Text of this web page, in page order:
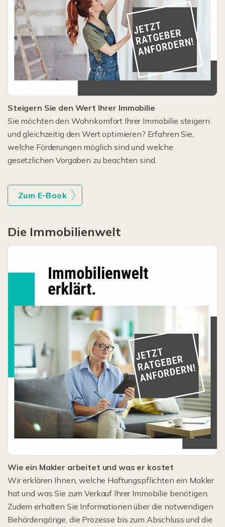
Steigern Sie den Wert Ihrer Immobilie
Sie möchten den Wohnkomfort Ihrer Immobilie steigern
und gleichzeitig den Wert optimieren? Erfahren Sie,
welche Förderungen möglich sind und welche
gesetzlichen Vorgaben zu beachten sind.
Zum E-Book
Die Immobilienwelt
Wie ein Makler arbeitet und was er kostet
Wir erklären Ihnen, welche Haftungspflichten ein Makler
hat und was Sie zum Verkauf Ihrer Immobilie benötigen.
Zudem erhalten Sie Informationen über die notwendigen
Behördengänge, die Prozesse bis zum Abschluss und die